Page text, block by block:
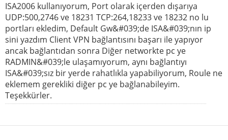
ISA2006 kullanıyorum, Port olarak içerden dışarıya
UDP:500,2746 ve 18231 TCP:264,18233 ve 18232 no lu
portları ekledim, Default Gw&#039;de ISA&#039;nın ip
sini yazdım Client VPN bağlantısını başarı ile yapıyor
ancak bağlantıdan sonra Diğer networkte pc ye
RADMIN&#039;le ulaşamıyorum, aynı bağlantıyı
ISA&#039;sız bir yerde rahatlıkla yapabiliyorum, Roule ne
eklemem gerekliki diğer pc ye bağlanabileyim.
Teşekkürler.